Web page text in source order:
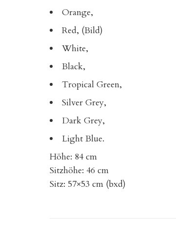
Orange,
Red, (Bild)
White,
Black,
Tropical Green,
Silver Grey,
Dark Grey,
Light Blue.
Höhe: 84 cm
Sitzhöhe: 46 cm
Sitz: 57×53 cm (bxd)